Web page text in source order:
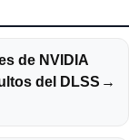
de NVIDIA
del DLSS →